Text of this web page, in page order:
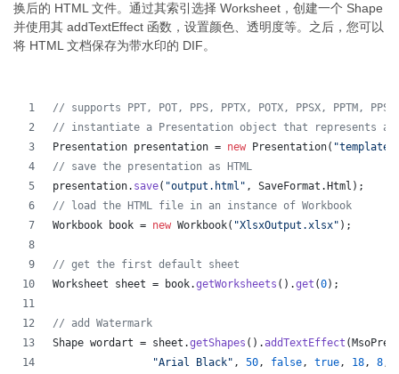
换后的 HTML 文件。通过其索引选择 Worksheet，创建一个 Shape
并使用其 addTextEffect 函数，设置颜色、透明度等。之后，您可以
将 HTML 文档保存为带水印的 DIF。
// supports PPT, POT, PPS, PPTX, POTX, PPSX, PPTM,
// instantiate a Presentation object that represents a
Presentation presentation = new Presentation(
// save the presentation as HTML
presentation. save( "output.html" , SaveFormat . Html );
// load the HTML file in an instance of Workbook
Workbook
book = new Workbook( "XlsxOutput.xlsx" );
// get the first default sheet
Worksheet
sheet = book.getWorksheets ().get (0);
// add Watermark
Shape wordart = sheet .getShapes ().addTextEffect (
"Arial Black" , 50, false, true, 18, 8,